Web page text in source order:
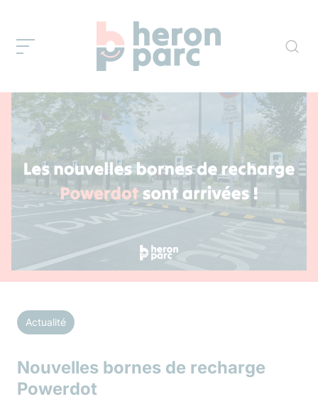
Actualité
Nouvelles bornes de recharge
Powerdot